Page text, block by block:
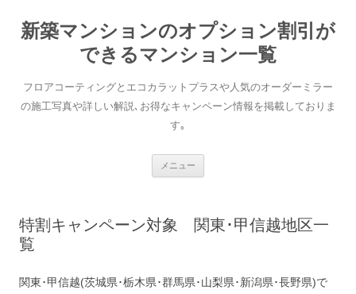
新築マンションのオプション割引が
できるマンション一覧
フロアコーティングとエコカラットプラスや人気のオーダーミラー
の施工写真や詳しい解説､お得なキャンペーン情報を掲載しておりま
す｡
メニュー
特割キャンペーン対象 関東･甲信越地区一
覧
関東･甲信越(茨城県･栃木県･群馬県･山梨県･新潟県･長野県)で